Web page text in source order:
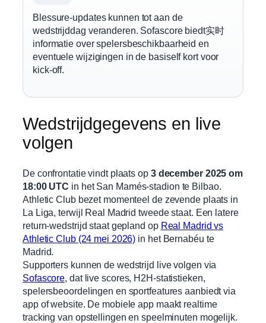
Blessure-updates kunnen tot aan de
wedstrijddag veranderen. Sofascore biedt实时
informatie over spelersbeschikbaarheid en
eventuele wijzigingen in de basiself kort voor
kick-off.
Wedstrijdgegevens en live
volgen
De confrontatie vindt plaats op 3 december 2025 om
18:00 UTC in het San Mamés-stadion te Bilbao.
Athletic Club bezet momenteel de zevende plaats in
La Liga, terwijl Real Madrid tweede staat. Een latere
return-wedstrijd staat gepland op Real Madrid vs
Athletic Club (24 mei 2026) in het Bernabéu te
Madrid.
Supporters kunnen de wedstrijd live volgen via
Sofascore , dat live scores, H2H-statistieken,
spelersbeoordelingen en sportfeatures aanbiedt via
app of website. De mobiele app maakt realtime
tracking van opstellingen en speelminuten mogelijk.